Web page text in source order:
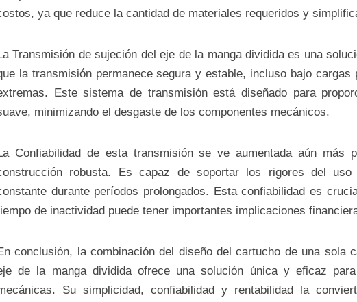
ya que reduce la cantidad de materiales requeridos y
Transmisión de sujeción del eje de la manga dividida es una
la transmisión permanece segura y estable, incluso bajo cargas
Este sistema de transmisión está diseñado para
minimizando el desgaste de los componentes mecánicos.
Confiabilidad de esta transmisión se ve aumentada aún más
robusta. Es capaz de soportar los rigores del uso
durante períodos prolongados. Esta confiabilidad es
de inactividad puede tener importantes implicaciones
conclusión, la combinación del diseño del cartucho de una sola
de la manga dividida ofrece una solución única y eficaz
Su simplicidad, confiabilidad y rentabilidad la